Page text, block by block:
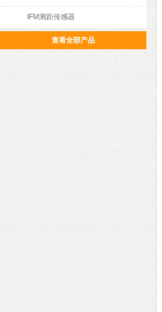
IFM测距传感器
查看全部产品